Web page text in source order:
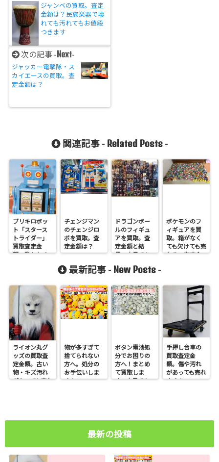
ジャンベの買取。査定
金額は？民族楽器で壊
れても汚れてもお値段
つきます
次の記事 - Next-
ジャッカー電撃隊・ス
カイエースの買取。査
定金額は？
関連記事 - Related Posts-
ブリキロボッ
ト「スタース
トライダー」
買取査定金
額。動かなく
チェンジマン
のチェンジロ
ボを買取。査
定金額は？
ドラゴンボー
ルのフィギュ
アを買取。査
定金額と結
果。大量でも
ポケモンのフ
ィギュアを買
取。箱がなく
ても欠けても売
れる。査定金
最新記事 - New Posts -
ライオン丸グ
ッズの買取査
定金額。古い
物・キズ汚れ
があっても売れ
物が多すぎて
捨てられない
方へ。処分の
お手伝いしま
す！
ボタン電池処
分でお困りの
方へ！まとめ
て買取しま
す。大量でも
手押し台車の
買取査定金
額。傷や汚れ
があっても売れ
ます！
最新の投稿